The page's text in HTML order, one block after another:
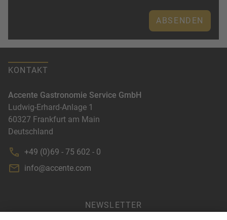
NEWSLETTER
KONTAKT
Accente Gastronomie Service GmbH
Ludwig-Erhard-Anlage 1
60327 Frankfurt am Main
Deutschland
+49 (0)69 - 75 602 - 0
info@accente.com